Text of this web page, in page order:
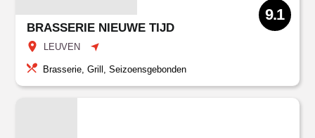
BRASSERIE NIEUWE TIJD
LEUVEN
9.1
Brasserie, Grill, Seizoensgebonden